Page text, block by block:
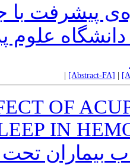
پیشرفت با
علوم
[Abstract-FA]
OF
IN
بیماران تحت